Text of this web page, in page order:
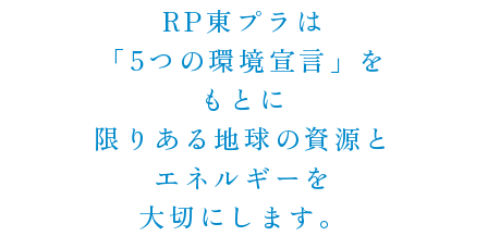
RP東プラは
「5つの環境宣言」を
もとに
限りある地球の資源と
エネルギーを
大切にします。